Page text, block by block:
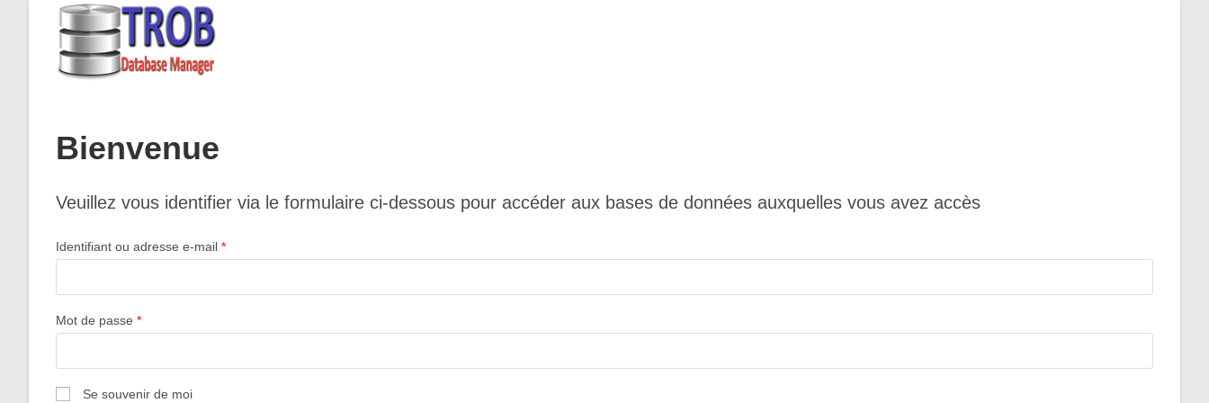
Bienvenue
Veuillez vous identifier via le formulaire ci-dessous pour accéder aux bases de données auxquelles vous avez accès
Identifiant ou adresse e-mail *
Mot de passe *
Se souvenir de moi